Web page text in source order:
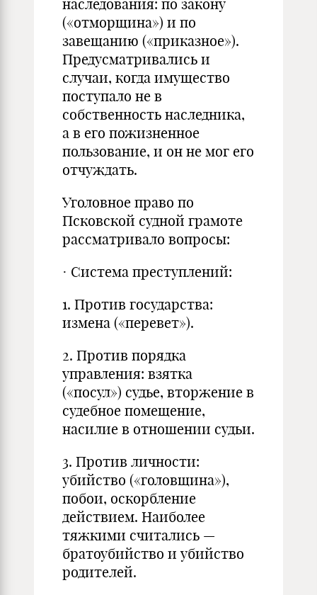
наследования: по закону
(«отморщина») и по
завещанию («приказное»).
Предусматривались и
случаи, когда имущество
поступало не в
собственность наследника,
а в его пожизненное
пользование, и он не мог его
отчуждать.
Уголовное право по
Псковской судной грамоте
рассматривало вопросы:
· Система преступлений:
1. Против государства:
измена («перевет»).
2. Против порядка
управления: взятка
(«посул») судье, вторжение в
судебное помещение,
насилие в отношении судьи.
3. Против личности:
убийство («головщина»),
побои, оскорбление
действием. Наиболее
тяжкими считались —
братоубийство и убийство
родителей.